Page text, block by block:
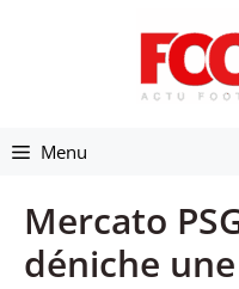
Menu
Mercato
déniche